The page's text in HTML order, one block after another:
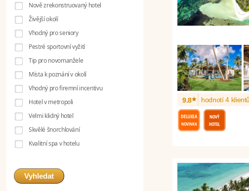
Nově zrekonstruovaný hotel
Živější okolí
Vhodný pro seniory
Pestré sportovní vyžití
Tip pro novomanžele
Místa k poznání v okolí
Vhodný pro firemní incentivu
Hotel v metropoli
Velmi klidný hotel
Skvělé šnorchlování
Kvalitní spa v hotelu
Vyhledat
9.8* hodnotí 4